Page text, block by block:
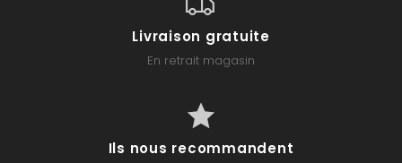
Livraison gratuite
En retrait magasin
Ils nous recommandent